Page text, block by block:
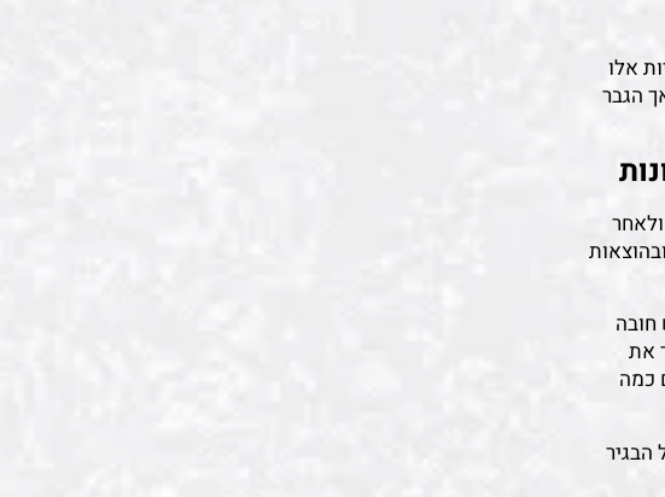
אלו
הגבר
של בנו הקטין עד הגיעו לגיל 15 שנים, ולאחר
יש חובה
את
כמה
הבגיר